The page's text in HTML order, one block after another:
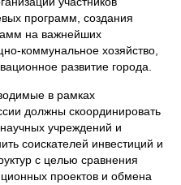
программ, создания
на важнейших
коммунальное хозяйство,
развитие города.
в рамках
должны скоординировать
учреждений и
соискателей инвестиций и
с целью сравнения
проектов и обмена